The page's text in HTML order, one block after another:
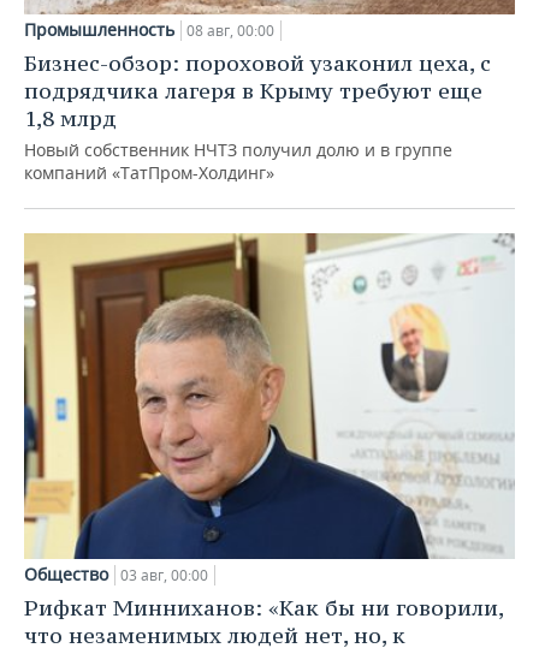
Промышленность 08 авг, 00:00
Бизнес-обзор: пороховой узаконил цеха, с
подрядчика лагеря в Крыму требуют еще
1,8 млрд
Новый собственник НЧТЗ получил долю и в группе
компаний «ТатПром-Холдинг»
Общество 03 авг, 00:00
Рифкат Минниханов: «Как бы ни говорили,
что незаменимых людей нет, но, к